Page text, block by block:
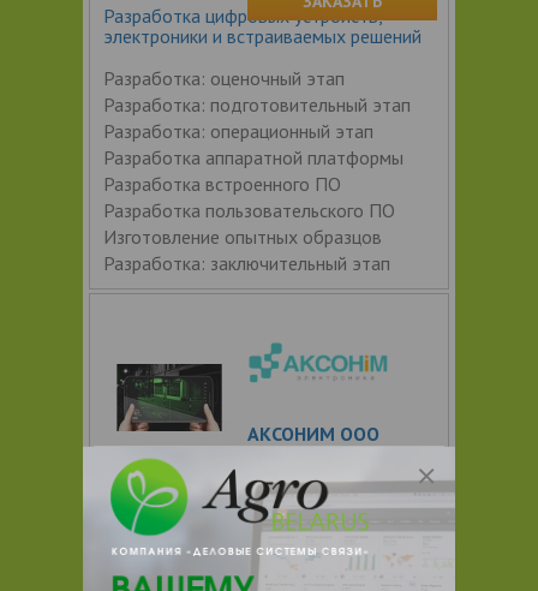
Разработка цифровых устройств,
электроники и встраиваемых решений
Разработка: оценочный этап
Разработка: подготовительный этап
Разработка: операционный этап
Разработка аппаратной платформы
Разработка встроенного ПО
Разработка пользовательского ПО
Изготовление опытных образцов
Разработка: заключительный этап
Обработка видео
АКСОНИМ ООО
+ 375Показать т
елефоны
ЗАКАЗАТЬ